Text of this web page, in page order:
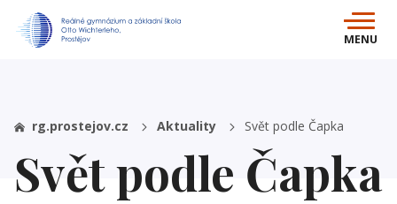
MENU
rg.prostejov.cz Aktuality Svět podle Čapka
Svět podle Čapka